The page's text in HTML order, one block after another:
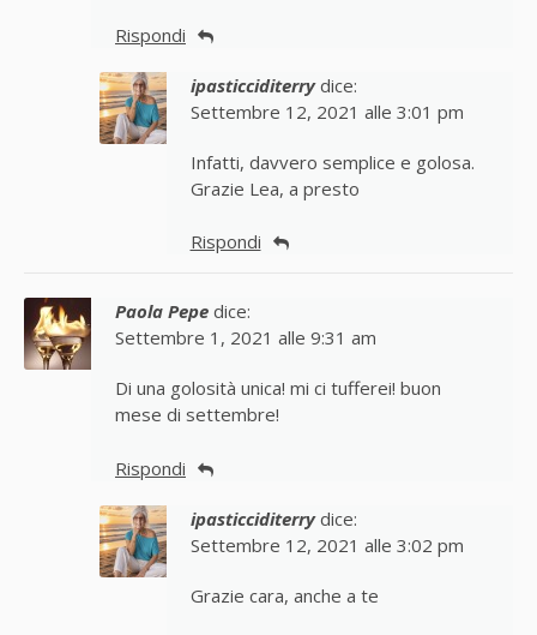
Rispondi
ipasticciditerry dice:
Settembre 12, 2021 alle 3:01 pm
Infatti, davvero semplice e golosa.
Grazie Lea, a presto
Rispondi
Paola Pepe dice:
Settembre 1, 2021 alle 9:31 am
Di una golosità unica! mi ci tufferei! buon
mese di settembre!
Rispondi
ipasticciditerry dice:
Settembre 12, 2021 alle 3:02 pm
Grazie cara, anche a te